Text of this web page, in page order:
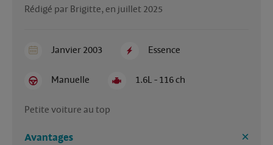
Rédigé par Brigitte, en juillet 2025
Janvier 2003 Essence
Manuelle 1.6L - 116 ch
Petite voiture au top
Avantages